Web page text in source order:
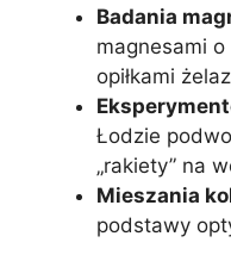
Badania
magnesami o
opiłkami
Łodzie
„rakiety” na
Mieszania
podstawy